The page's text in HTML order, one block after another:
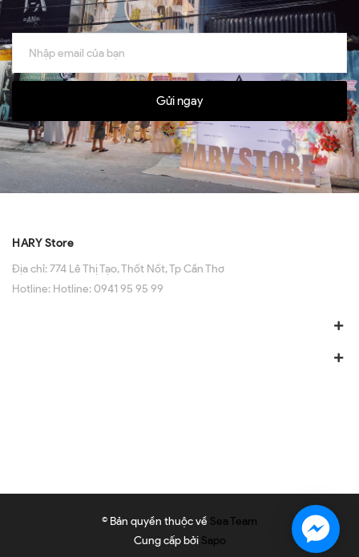
Gửi ngay
HARY Store
Địa chỉ:774 Lê Thị Tạo, Thốt Nốt, Tp Cần Thơ
Hotline: Hotline: 0941 95 95 99
© Bản quyền thuộc về Sea Team
Cung cấp bởi Sapo